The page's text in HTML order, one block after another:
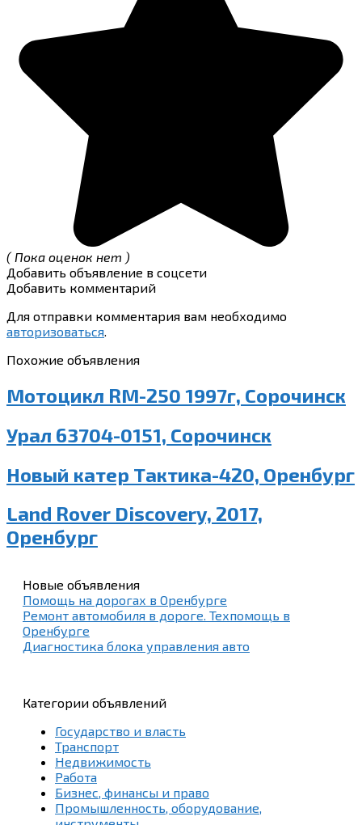
( Пока оценок нет )
Добавить объявление в соцсети
Добавить комментарий
Для отправки комментария вам необходимо
авторизоваться.
Похожие объявления
Мотоцикл RM-250 1997г, Сорочинск
Урал 63704-0151, Сорочинск
Новый катер Тактика-420, Оренбург
Land Rover Discovery, 2017,
Оренбург
Новые объявления
Помощь на дорогах в Оренбурге
Ремонт автомобиля в дороге. Техпомощь в
Оренбурге
Диагностика блока управления авто
Категории объявлений
Государство и власть
Транспорт
Недвижимость
Работа
Бизнес, финансы и право
Промышленность, оборудование,